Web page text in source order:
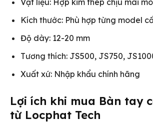
Vật liệu: Hợp kim thép chịu mài
Kích thước: Phù hợp từng model
Độ dày: 12-20 mm
Tương thích: JS500, JS750,
Xuất xứ: Nhập khẩu chính hãng
Lợi ích khi mua Bàn tay
từ Locphat Tech